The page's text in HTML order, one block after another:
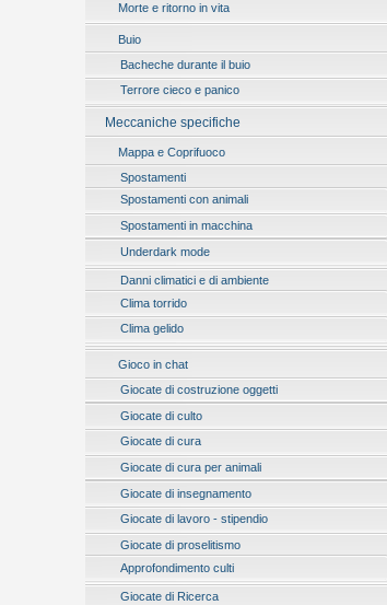
Morte e ritorno in vita
Buio
Bacheche durante il buio
Terrore cieco e panico
Meccaniche specifiche
Mappa e Coprifuoco
Spostamenti
Spostamenti con animali
Spostamenti in macchina
Underdark mode
Danni climatici e di ambiente
Clima torrido
Clima gelido
Gioco in chat
Giocate di costruzione oggetti
Giocate di culto
Giocate di cura
Giocate di cura per animali
Giocate di insegnamento
Giocate di lavoro - stipendio
Giocate di proselitismo
Approfondimento culti
Giocate di Ricerca